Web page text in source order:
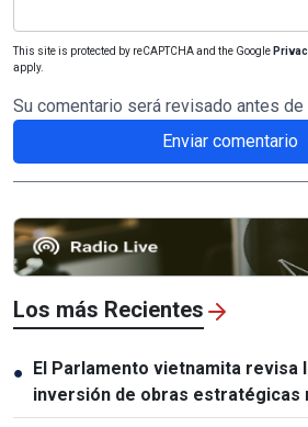
This site is protected by reCAPTCHA and the Google
apply.
Su comentario será revisado antes
Enviar comentario
Los más Recientes
● El Parlamento vietnamita revisa
inversión de obras estratégicas